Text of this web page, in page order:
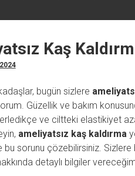
Kaş
bugün sizlere
Güzellik ve bakım
ve ciltteki elastikiyet
ameliyatsız kaş kaldırma
bu sorunu çözebilirsiniz. Sizlere
detaylı bilgiler